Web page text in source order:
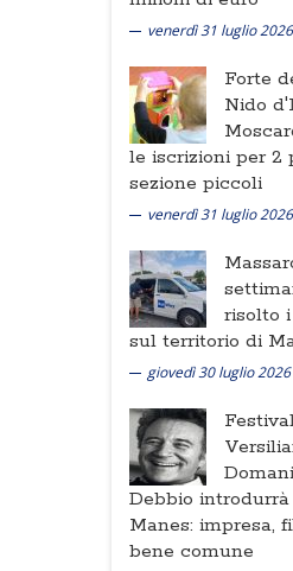
venerdì 31 luglio 2026
Forte
Nido
le iscrizioni per 2
sezione piccoli
venerdì 31 luglio 2026
risolto
sul territorio di
giovedì 30 luglio 2026
Debbio introdurrà
Manes: impresa,
bene comune